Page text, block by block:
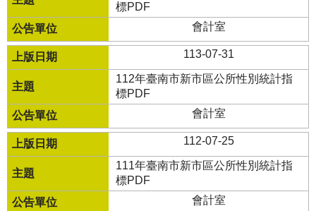
標PDF
會計室
113-07-31
112年臺南市新市區公所性別統計指
標PDF
會計室
112-07-25
111年臺南市新市區公所性別統計指
標PDF
會計室